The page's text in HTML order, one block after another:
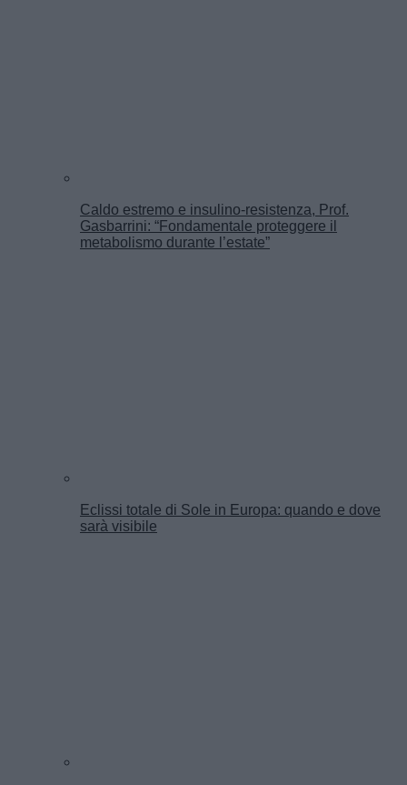
Caldo estremo e insulino-resistenza, Prof.
Gasbarrini: “Fondamentale proteggere il
metabolismo durante l’estate”
Eclissi totale di Sole in Europa: quando e dove
sarà visibile